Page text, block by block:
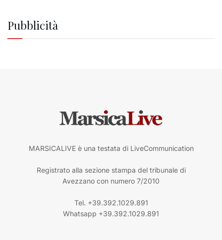
Pubblicità
MARSICALIVE è una testata di LiveCommunication
Registrato alla sezione stampa del tribunale di
Avezzano con numero 7/2010
Tel. +39.392.1029.891
Whatsapp +39.392.1029.891